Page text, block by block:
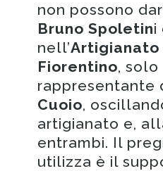
non possono
Bruno Spoletini
nell’
Fiorentino, solo
rappresentante
Cuoio,
artigianato e,
entrambi. Il
utilizza è il